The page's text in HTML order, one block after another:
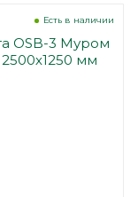
Есть в наличии